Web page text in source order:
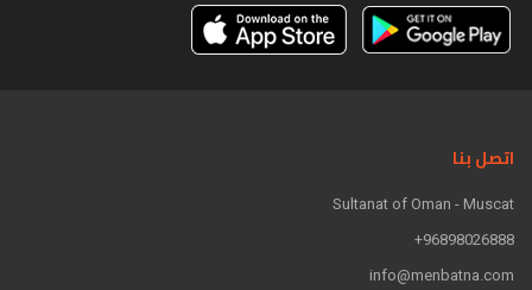
اتصل بنا
Sultanat of Oman - Muscat
96898026888+
info@menbatna.com